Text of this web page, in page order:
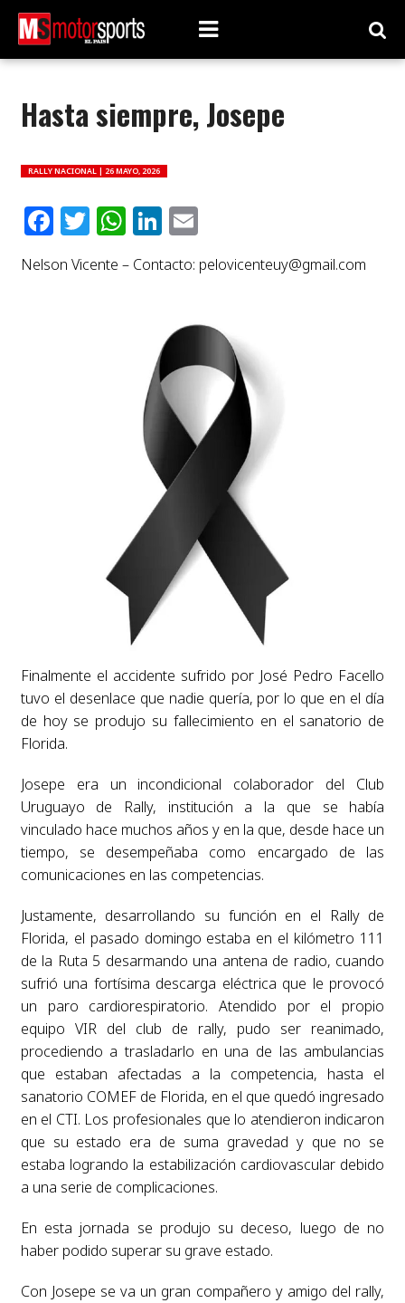
Hasta siempre, Josepe
RALLY NACIONAL | 26 MAYO, 2026
Facebook
Twitter
WhatsApp
LinkedIn
Email
Nelson Vicente – Contacto: pelovicenteuy@gmail.com
Finalmente el accidente sufrido por José Pedro Facello
tuvo el desenlace que nadie quería, por lo que en el día
de hoy se produjo su fallecimiento en el sanatorio de
Florida.
Josepe era un incondicional colaborador del Club
Uruguayo de Rally, institución a la que se había
vinculado hace muchos años y en la que, desde hace un
tiempo, se desempeñaba como encargado de las
comunicaciones en las competencias.
Justamente, desarrollando su función en el Rally de
Florida, el pasado domingo estaba en el kilómetro 111
de la Ruta 5 desarmando una antena de radio, cuando
sufrió una fortísima descarga eléctrica que le provocó
un paro cardiorespiratorio. Atendido por el propio
equipo VIR del club de rally, pudo ser reanimado,
procediendo a trasladarlo en una de las ambulancias
que estaban afectadas a la competencia, hasta el
sanatorio COMEF de Florida, en el que quedó ingresado
en el CTI. Los profesionales que lo atendieron indicaron
que su estado era de suma gravedad y que no se
estaba logrando la estabilización cardiovascular debido
a una serie de complicaciones.
En esta jornada se produjo su deceso, luego de no
haber podido superar su grave estado.
Con Josepe se va un gran compañero y amigo del rally,